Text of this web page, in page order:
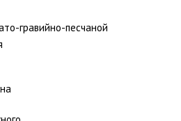
гравийно-песчаной